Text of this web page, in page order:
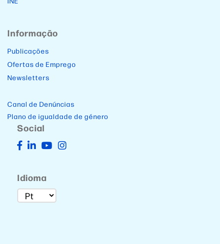
Informação
Publicações
Ofertas de Emprego
Newsletters
Canal de Denúncias
Plano de igualdade de género
Social
Idioma